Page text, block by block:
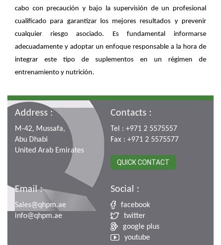
cabo con precaución y bajo la supervisión de un profesional
cualificado para garantizar los mejores resultados y prevenir
cualquier riesgo asociado. Es fundamental informarse
adecuadamente y adoptar un enfoque responsable a la hora de
integrar este tipo de suplementos en un régimen de
entrenamiento y nutrición.
Address :
M-42, Mussafa,
Abu Dhabi
United Arab Emirates
Contacts :
Tel : +971 2 5575557
Fax : +971 2 5575577
QUICK CONTACT
Email :
Sales@qhpm.ae
info@qhpm.ae
Social :
facebook
twitter
google plus
youtube